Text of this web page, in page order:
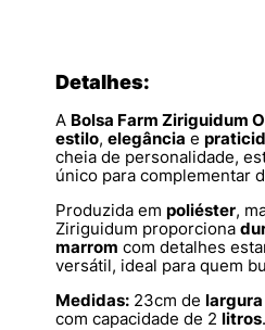
Detalhes:
A Bolsa Farm Ziriguidum
estilo, elegância e
cheia de personalidade,
único para complementar
Produzida em poliéster,
Ziriguidum proporciona
marrom com detalhes
versátil, ideal para quem
Medidas: 23cm de largura
com capacidade de 2 litros.